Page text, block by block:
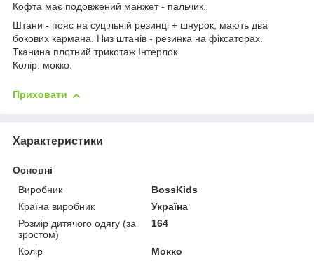
Кофта має подовжений манжет - пальчик.
Штани - пояс на суцільній резинці + шнурок, мають два
бокових кармана. Низ штанів - резинка на фіксаторах.
Тканина плотний трикотаж Інтерлок
Колір: мокко.
Приховати
Характеристики
Основні
Виробник
BossKids
Країна виробник
Україна
Розмір дитячого одягу (за
зростом)
164
Колір
Мокко